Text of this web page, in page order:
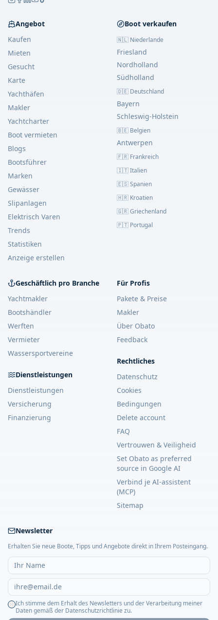
Angebot
Kaufen
Mieten
Gesucht
Karte
Yachthäfen
Makler
Yachtcharter
Boot vermieten
Blogs
Bootsführer
Marken
Gewässer
Slipanlagen
Elektrisch Varen
Trends
Statistiken
Anzeige erstellen
Boot verkaufen
🇳🇱 Niederlande
Friesland
Nordholland
Südholland
🇩🇪 Deutschland
Bayern
Schleswig-Holstein
🇧🇪 Belgien
Antwerpen
🇫🇷 Frankreich
🇮🇹 Italien
🇪🇸 Spanien
🇭🇷 Kroatien
🇬🇷 Griechenland
🇵🇹 Portugal
Geschäftlich pro Branche
Yachtmakler
Bootshändler
Werften
Vermieter
Wassersportvereine
Dienstleistungen
Dienstleistungen
Versicherung
Finanzierung
Für Profis
Pakete & Preise
Makler
Über Obato
Feedback
Rechtliches
Datenschutz
Cookies
Bedingungen
Delete account
FAQ
Vertrouwen & Veiligheid
Set Obato as preferred
source in Google AI
Verbind je AI-assistent
(MCP)
Sitemap
Newsletter
Erhalten Sie neue Boote, Tipps und Angebote direkt in Ihrem Posteingang.
Ich stimme dem Erhalt des Newsletters und der Verarbeitung meiner
Daten gemäß der Datenschutzrichtlinie zu.